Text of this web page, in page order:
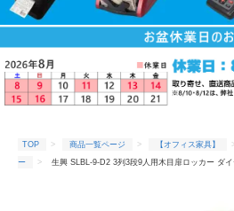
TOP 商品一覧ページ 【オフィス家具】
ー
生興 SLBL-9-D2 3列3段9人用木目扉ロッカー ダ